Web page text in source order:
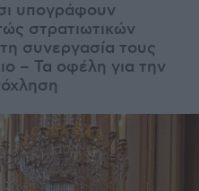
υπογράφουν
στρατιωτικών
συνεργασία τους
– Τα οφέλη για την